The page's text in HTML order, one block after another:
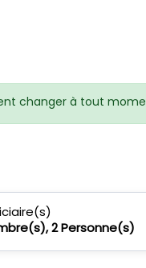
changer à tout
2Personne(s)